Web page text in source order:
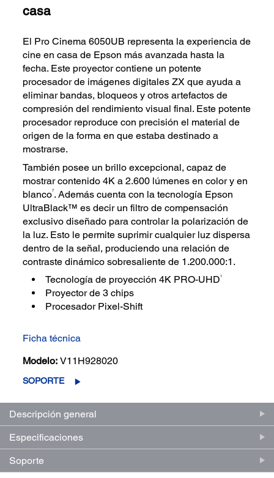
casa
El Pro Cinema 6050UB representa la experiencia de
cine en casa de Epson más avanzada hasta la
fecha. Este proyector contiene un potente
procesador de imágenes digitales ZX que ayuda a
eliminar bandas, bloqueos y otros artefactos de
compresión del rendimiento visual final. Este potente
procesador reproduce con precisión el material de
origen de la forma en que estaba destinado a
mostrarse.
También posee un brillo excepcional, capaz de
mostrar contenido 4K a 2.600 lúmenes en color y en
blanco7. Además cuenta con la tecnología Epson
UltraBlack™ es decir un filtro de compensación
exclusivo diseñado para controlar la polarización de
la luz. Esto le permite suprimir cualquier luz dispersa
dentro de la señal, produciendo una relación de
contraste dinámico sobresaliente de 1.200.000:1.
Tecnología de proyección 4K PRO-UHD1
Proyector de 3 chips
Procesador Pixel-Shift
Ficha técnica
Modelo: V11H928020
SOPORTE
Descripción general
Especificaciones
Soporte